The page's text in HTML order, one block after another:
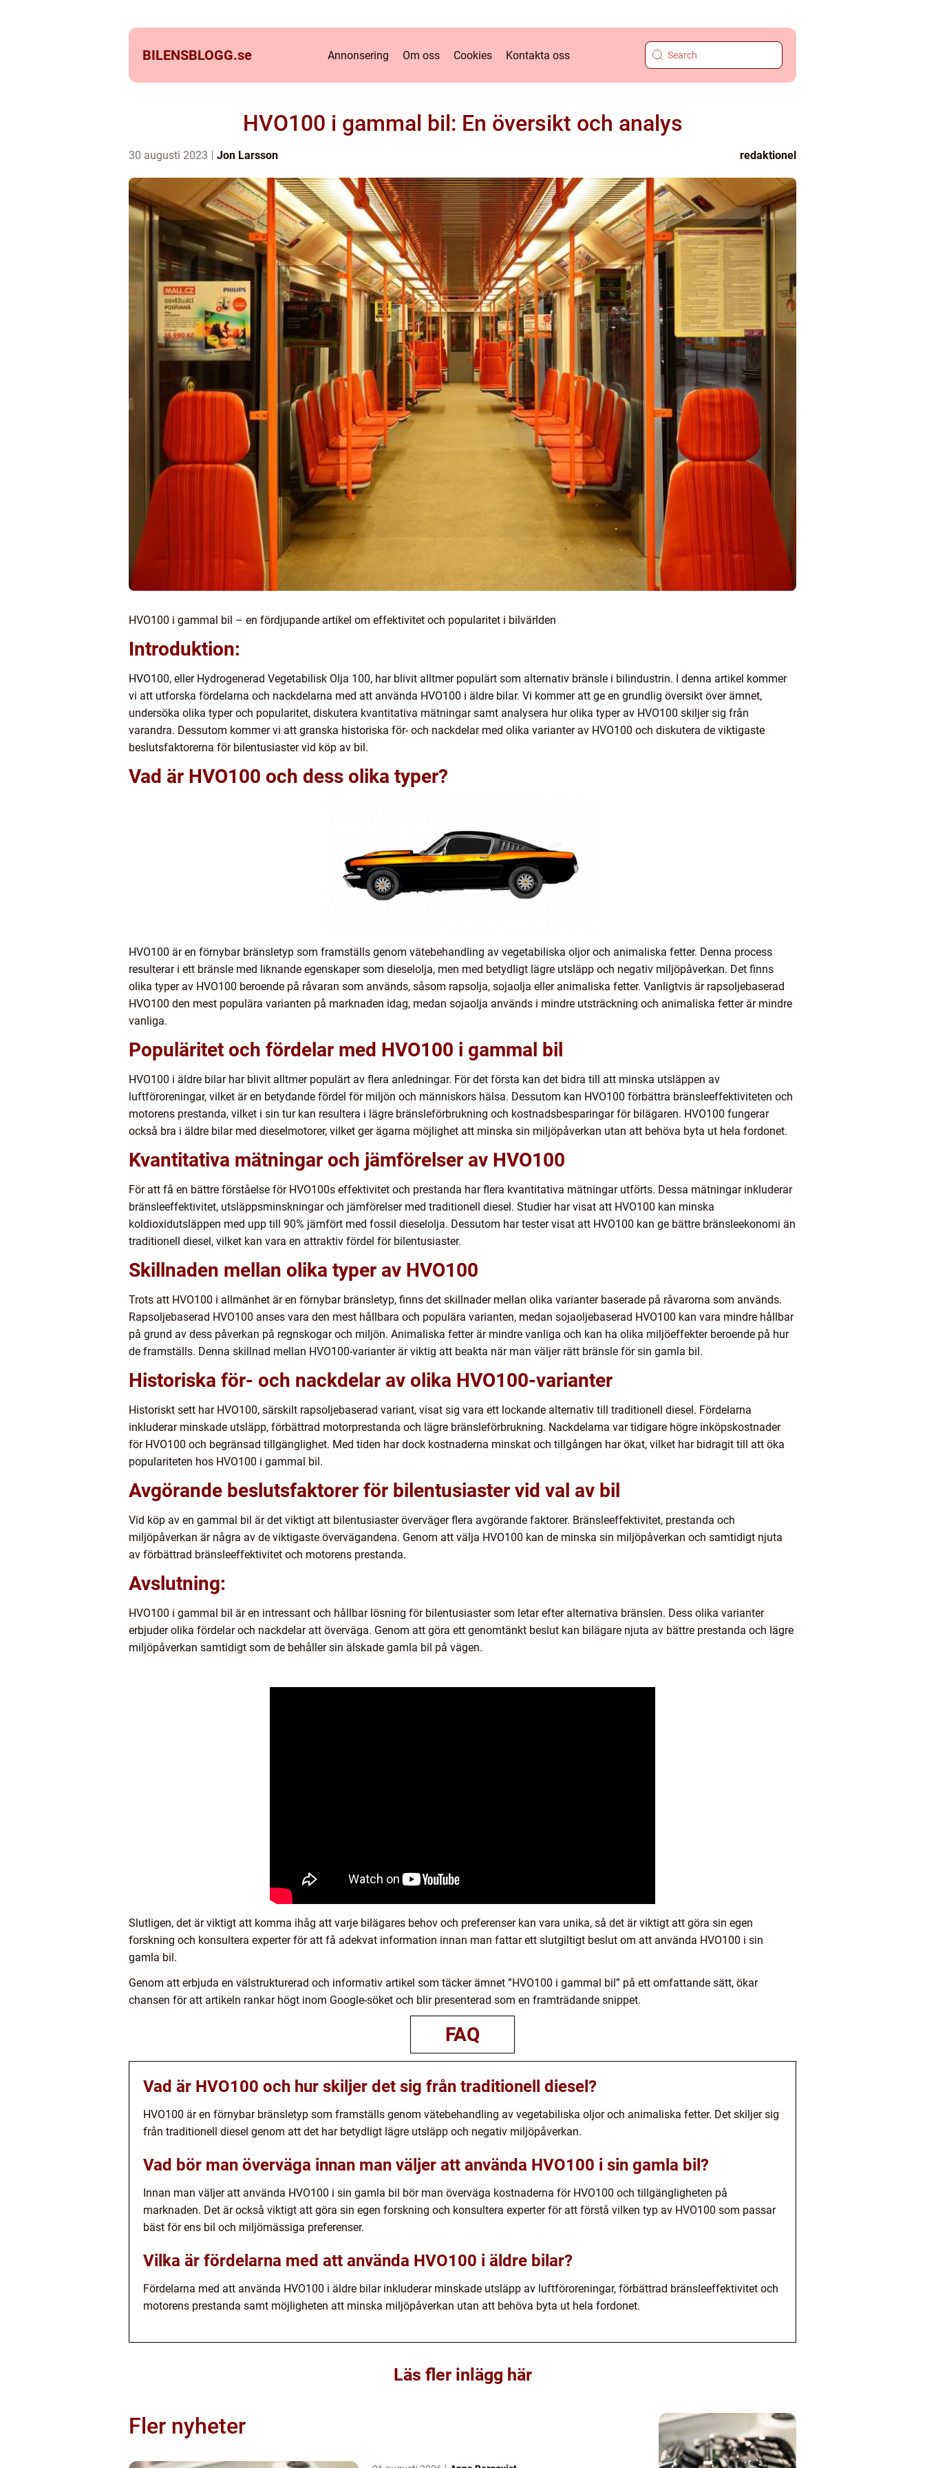
BILENSBLOGG.se Annonsering Om oss Cookies Kontakta oss
HVO100 i gammal bil: En översikt och analys
30 augusti 2023 Jon Larsson redaktionel
HVO100 i gammal bil – en fördjupande artikel om effektivitet och popularitet i bilvärlden
Introduktion:
HVO100, eller Hydrogenerad Vegetabilisk Olja 100, har blivit alltmer populärt som alternativ bränsle i bilindustrin. I denna artikel kommer
vi att utforska fördelarna och nackdelarna med att använda HVO100 i äldre bilar. Vi kommer att ge en grundlig översikt över ämnet,
undersöka olika typer och popularitet, diskutera kvantitativa mätningar samt analysera hur olika typer av HVO100 skiljer sig från
varandra. Dessutom kommer vi att granska historiska för- och nackdelar med olika varianter av HVO100 och diskutera de viktigaste
beslutsfaktorerna för bilentusiaster vid köp av bil.
Vad är HVO100 och dess olika typer?
HVO100 är en förnybar bränsletyp som framställs genom vätebehandling av vegetabiliska oljor och animaliska fetter. Denna process
resulterar i ett bränsle med liknande egenskaper som dieselolja, men med betydligt lägre utsläpp och negativ miljöpåverkan. Det finns
olika typer av HVO100 beroende på råvaran som används, såsom rapsolja, sojaolja eller animaliska fetter. Vanligtvis är rapsoljebaserad
HVO100 den mest populära varianten på marknaden idag, medan sojaolja används i mindre utsträckning och animaliska fetter är mindre
vanliga.
Populäritet och fördelar med HVO100 i gammal bil
HVO100 i äldre bilar har blivit alltmer populärt av flera anledningar. För det första kan det bidra till att minska utsläppen av
luftföroreningar, vilket är en betydande fördel för miljön och människors hälsa. Dessutom kan HVO100 förbättra bränsleeffektiviteten och
motorens prestanda, vilket i sin tur kan resultera i lägre bränsleförbrukning och kostnadsbesparingar för bilägaren. HVO100 fungerar
också bra i äldre bilar med dieselmotorer, vilket ger ägarna möjlighet att minska sin miljöpåverkan utan att behöva byta ut hela fordonet.
Kvantitativa mätningar och jämförelser av HVO100
För att få en bättre förståelse för HVO100s effektivitet och prestanda har flera kvantitativa mätningar utförts. Dessa mätningar inkluderar
bränsleeffektivitet, utsläppsminskningar och jämförelser med traditionell diesel. Studier har visat att HVO100 kan minska
koldioxidutsläppen med upp till 90% jämfört med fossil dieselolja. Dessutom har tester visat att HVO100 kan ge bättre bränsleekonomi än
traditionell diesel, vilket kan vara en attraktiv fördel för bilentusiaster.
Skillnaden mellan olika typer av HVO100
Trots att HVO100 i allmänhet är en förnybar bränsletyp, finns det skillnader mellan olika varianter baserade på råvarorna som används.
Rapsoljebaserad HVO100 anses vara den mest hållbara och populära varianten, medan sojaoljebaserad HVO100 kan vara mindre hållbar
på grund av dess påverkan på regnskogar och miljön. Animaliska fetter är mindre vanliga och kan ha olika miljöeffekter beroende på hur
de framställs. Denna skillnad mellan HVO100-varianter är viktig att beakta när man väljer rätt bränsle för sin gamla bil.
Historiska för- och nackdelar av olika HVO100-varianter
Historiskt sett har HVO100, särskilt rapsoljebaserad variant, visat sig vara ett lockande alternativ till traditionell diesel. Fördelarna
inkluderar minskade utsläpp, förbättrad motorprestanda och lägre bränsleförbrukning. Nackdelarna var tidigare högre inköpskostnader
för HVO100 och begränsad tillgänglighet. Med tiden har dock kostnaderna minskat och tillgången har ökat, vilket har bidragit till att öka
populariteten hos HVO100 i gammal bil.
Avgörande beslutsfaktorer för bilentusiaster vid val av bil
Vid köp av en gammal bil är det viktigt att bilentusiaster överväger flera avgörande faktorer. Bränsleeffektivitet, prestanda och
miljöpåverkan är några av de viktigaste övervägandena. Genom att välja HVO100 kan de minska sin miljöpåverkan och samtidigt njuta
av förbättrad bränsleeffektivitet och motorens prestanda.
Avslutning:
HVO100 i gammal bil är en intressant och hållbar lösning för bilentusiaster som letar efter alternativa bränslen. Dess olika varianter
erbjuder olika fördelar och nackdelar att överväga. Genom att göra ett genomtänkt beslut kan bilägare njuta av bättre prestanda och lägre
miljöpåverkan samtidigt som de behåller sin älskade gamla bil på vägen.
Slutligen, det är viktigt att komma ihåg att varje bilägares behov och preferenser kan vara unika, så det är viktigt att göra sin egen
forskning och konsultera experter för att få adekvat information innan man fattar ett slutgiltigt beslut om att använda HVO100 i sin
gamla bil.
Genom att erbjuda en välstrukturerad och informativ artikel som täcker ämnet ”HVO100 i gammal bil” på ett omfattande sätt, ökar
chansen för att artikeln rankar högt inom Google-söket och blir presenterad som en framträdande snippet.
FAQ
Vad är HVO100 och hur skiljer det sig från traditionell diesel?
HVO100 är en förnybar bränsletyp som framställs genom vätebehandling av vegetabiliska oljor och animaliska fetter. Det skiljer sig
från traditionell diesel genom att det har betydligt lägre utsläpp och negativ miljöpåverkan.
Vad bör man överväga innan man väljer att använda HVO100 i sin gamla bil?
Innan man väljer att använda HVO100 i sin gamla bil bör man överväga kostnaderna för HVO100 och tillgängligheten på
marknaden. Det är också viktigt att göra sin egen forskning och konsultera experter för att förstå vilken typ av HVO100 som passar
bäst för ens bil och miljömässiga preferenser.
Vilka är fördelarna med att använda HVO100 i äldre bilar?
Fördelarna med att använda HVO100 i äldre bilar inkluderar minskade utsläpp av luftföroreningar, förbättrad bränsleeffektivitet och
motorens prestanda samt möjligheten att minska miljöpåverkan utan att behöva byta ut hela fordonet.
Läs fler inlägg här
Fler nyheter